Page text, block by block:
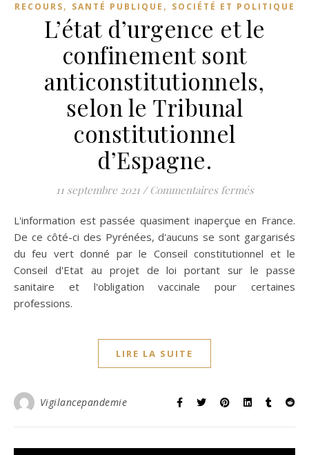
RECOURS, SANTÉ PUBLIQUE , SOCIÉTÉ ET POLITIQUE
L’état d’urgence et le
confinement sont
anticonstitutionnels,
selon le Tribunal
constitutionnel
d’Espagne.
11 septembre 2021 / Commentaires ferméssur L’état
L'information est passée quasiment inaperçue en France.
De ce côté-ci des Pyrénées, d'aucuns se sont gargarisés
du feu vert donné par le Conseil constitutionnel et le
Conseil d'Etat au projet de loi portant sur le passe
sanitaire et l'obligation vaccinale pour certaines
professions.
LIRE LA SUITE
Vigilancepandemie